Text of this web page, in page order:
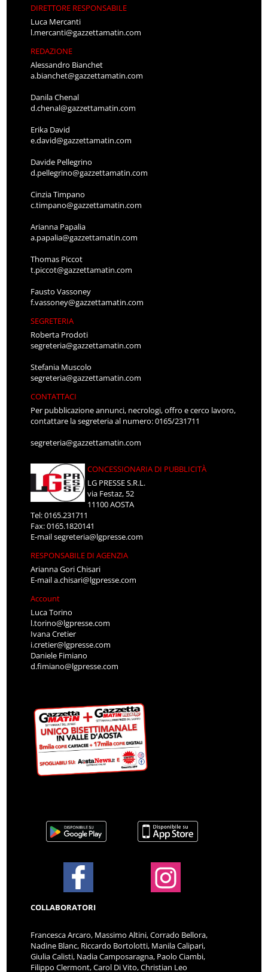
DIRETTORE RESPONSABILE
Luca Mercanti
l.mercanti@gazzettamatin.com
REDAZIONE
Alessandro Bianchet
a.bianchet@gazzettamatin.com
Danila Chenal
d.chenal@gazzettamatin.com
Erika David
e.david@gazzettamatin.com
Davide Pellegrino
d.pellegrino@gazzettamatin.com
Cinzia Timpano
c.timpano@gazzettamatin.com
Arianna Papalia
a.papalia@gazzettamatin.com
Thomas Piccot
t.piccot@gazzettamatin.com
Fausto Vassoney
f.vassoney@gazzettamatin.com
SEGRETERIA
Roberta Prodoti
segreteria@gazzettamatin.com
Stefania Muscolo
segreteria@gazzettamatin.com
CONTATTACI
Per pubblicazione annunci, necrologi, offro e cerco lavoro,
contattare la segreteria al numero: 0165/231711
segreteria@gazzettamatin.com
CONCESSIONARIA DI PUBBLICITÀ
LG PRESSE S.R.L.
via Festaz, 52
11100 AOSTA
Tel: 0165.231711
Fax: 0165.1820141
E-mailsegreteria@lgpresse.com
RESPONSABILE DI AGENZIA
Arianna Gori Chisari
E-maila.chisari@lgpresse.com
Account
Luca Torino
l.torino@lgpresse.com
Ivana Cretier
i.cretier@lgpresse.com
Daniele Fimiano
d.fimiano@lgpresse.com
COLLABORATORI
Francesca Arcaro, Massimo Altini, Corrado Bellora,
Nadine Blanc, Riccardo Bortolotti, Manila Calipari,
Giulia Calisti, Nadia Camposaragna, Paolo Ciambi,
Filippo Clermont, Carol Di Vito, Christian Leo